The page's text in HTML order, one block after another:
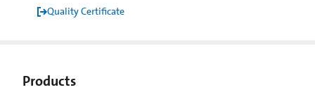
Quality Certificate
Products